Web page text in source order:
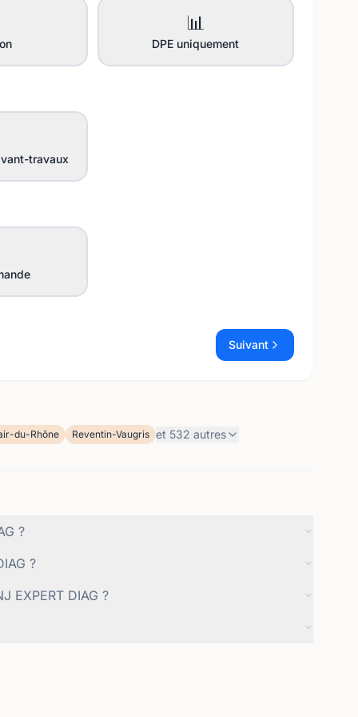
📊
DPE uniquement
travaux
Suivant
du-Rhône Reventin-Vaugris et 532 autres
?
?
EXPERT DIAG ?